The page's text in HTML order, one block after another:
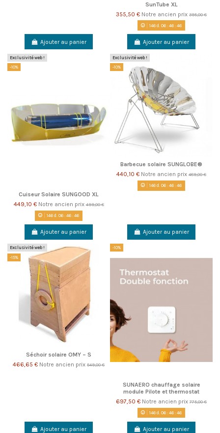
Ajouter au panier
SunTube XL
355,50 € Notre ancien prix 395,00 €
146d. 06:46:46
Ajouter au panier
Exclusivité web !
-10%
Cuiseur Solaire SUNGOOD XL
449,10 € Notre ancien prix499,00 €
146d.06:46:46
Ajouter au panier
Exclusivité web !
-10%
Barbecue solaire SUNGLOBE®
440,10 € Notre ancien prix 489,00 €
146d.06:46:46
Ajouter au panier
Exclusivité web !
-15%
Séchoir solaire OMY – S
466,65 € Notre ancien prix 549,00 €
Ajouter au panier
-10%
SUNAERO chauffage solaire
module Pilote et thermostat
697,50 € Notre ancien prix 775,00 €
146d. 06:46:46
Ajouter au panier